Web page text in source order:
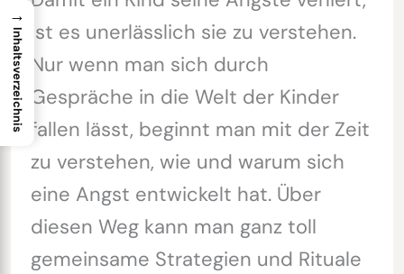
ist es unerlässlich sie zu verstehen.
Nur wenn man sich durch
Gespräche in die Welt der Kinder
fallen lässt, beginnt man mit der Zeit
zu verstehen, wie und warum sich
eine Angst entwickelt hat. Über
diesen Weg kann man ganz toll
gemeinsame Strategien und Rituale
→
Inhaltsverzeichnis